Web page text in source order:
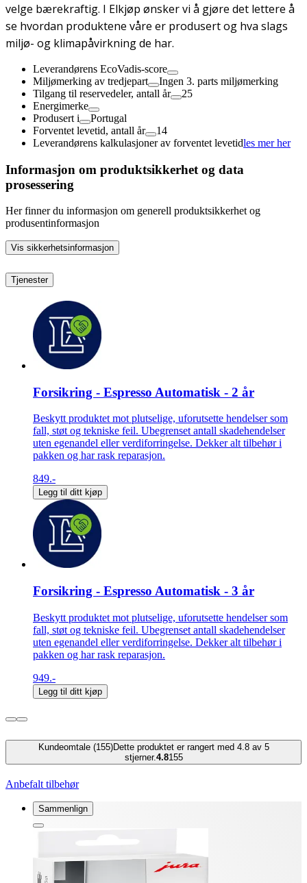
velge bærekraftig. I Elkjøp ønsker vi å gjøre det lettere å
se hvordan produktene våre er produsert og hva slags
miljø- og klimapåvirkning de har.
Leverandørens EcoVadis-score
Miljømerking av tredjepart
Ingen 3. parts miljømerking
Tilgang til reservedeler, antall år
25
Energimerke
Produsert i
Portugal
Forventet levetid, antall år
14
Leverandørens kalkulasjoner av forventet levetidles mer her
Informasjon om produktsikkerhet og data
prosessering
Her finner du informasjon om generell produktsikkerhet og
produsentinformasjon
Vis sikkerhetsinformasjon
Tjenester
Forsikring - Espresso Automatisk - 2 år
Beskytt produktet mot plutselige, uforutsette hendelser som
fall, støt og tekniske feil. Ubegrenset antall skadehendelser
uten egenandel eller verdiforringelse. Dekker alt tilbehør i
pakken og har rask reparasjon.
849.-
Legg til ditt kjøp
Forsikring - Espresso Automatisk - 3 år
Beskytt produktet mot plutselige, uforutsette hendelser som
fall, støt og tekniske feil. Ubegrenset antall skadehendelser
uten egenandel eller verdiforringelse. Dekker alt tilbehør i
pakken og har rask reparasjon.
949.-
Legg til ditt kjøp
Kundeomtale (155)Dette produktet er rangert med 4.8 av 5
stjerner.4.8155
Anbefalt tilbehør
Sammenlign